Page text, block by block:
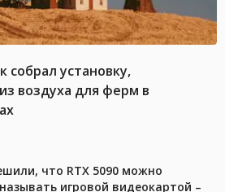
собрал установку,
воздуха для ферм в
что RTX 5090 можно
игровой видеокартой –